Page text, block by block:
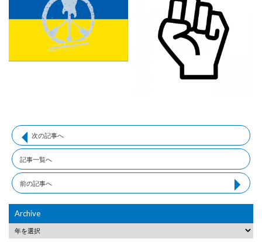
次の記事へ
記事一覧へ
前の記事へ
Archive